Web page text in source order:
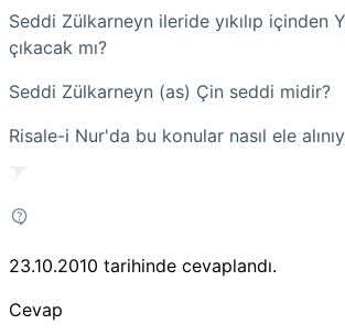
Seddi Zülkarneyn ileride yıkılıp içinden
çıkacak mı?
Seddi Zülkarneyn (as) Çin seddi midir?
Risale-i Nur'da bu konular nasıl ele
23.10.2010 tarihinde cevaplandı.
Cevap